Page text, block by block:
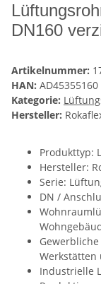
DN160
Artikelnummer:
HAN: AD45355160
Kategorie:
Hersteller:
Produkttyp:
Hersteller:
Serie:
DN /
Werkstätten
Industrielle